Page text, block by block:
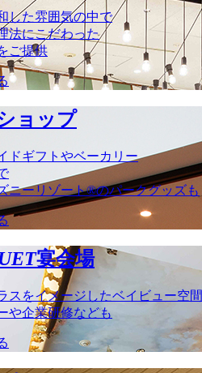
した雰囲気の中で
法にこだわった
ご提供
ョップ
ドギフトやベーカリー
ニーリゾート®のパークグッズも
宴会場
スをイメージしたベイビュー空間
や企業研修なども